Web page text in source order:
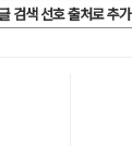
검색 선호 출처로 추가